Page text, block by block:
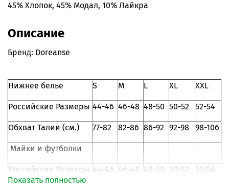
45% Хлопок, 45% Модал, 10% Лайкра
Описание
Бренд: Doreanse
Нижнее белье S M L XL XXL
Российские Размеры 44-46 46-48 48-50 50-52 52-54
Обхват Талии (см.) 77-82 82-86 86-92 92-98 98-106
Майки и футболки
Российские Размеры 44-46 46-48 48-50 50-52 52-54
Показать полностью